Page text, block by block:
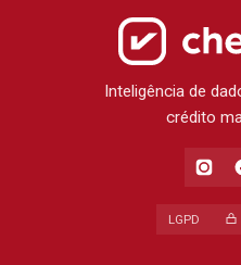
Inteligência de
crédito
LGPD